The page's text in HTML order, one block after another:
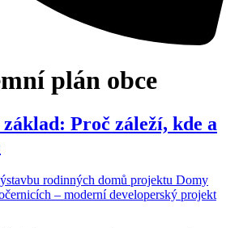
plán obce
Proč záleží, kde a